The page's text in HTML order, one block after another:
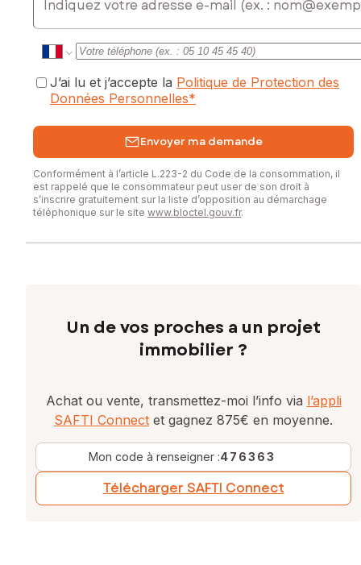
J’ai lu et j’accepte la Politique de Protection des
Données Personnelles*
Envoyer ma demande
Conformément à l’article L.223-2 du Code de la consommation, il
est rappelé que le consommateur peut user de son droit à
s’inscrire gratuitement sur la liste d’opposition au démarchage
téléphonique sur le site www.bloctel.gouv.fr.
Un de vos proches a un projet
immobilier ?
Achat ou vente, transmettez-moi l’info via l’appli
SAFTI Connect et gagnez 875€ en moyenne.
Mon code à renseigner :476363
Télécharger SAFTI Connect